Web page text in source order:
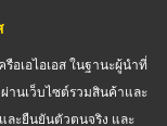
อเอไอเอส ในฐานะผู้นำที่
านเว็บไซต์รวมสินค้าและ
ละยืนยันตัวตนจริง และ